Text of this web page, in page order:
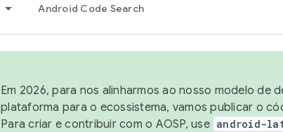
Android Code Search
Em 2026, para nos alinharmos ao nosso modelo de
plataforma para o ecossistema, vamos publicar o
Para criar e contribuir com o AOSP, use android-